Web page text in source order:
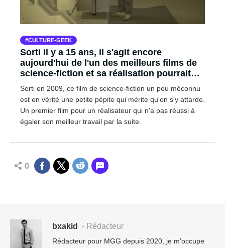
CULTURE-GEEK
Sorti il y a 15 ans, il s'agit encore
aujourd'hui de l'un des meilleurs films de
science-fiction et sa réalisation pourrait
bien vous surprendre
Sorti en 2009, ce film de science-fiction un peu méconnu
est en vérité une petite pépite qui mérite qu'on s'y attarde.
Un premier film pour un réalisateur qui n'a pas réussi à
égaler son meilleur travail par la suite.
0
bxakid - Rédacteur
Rédacteur pour MGG depuis 2020, je m’occupe